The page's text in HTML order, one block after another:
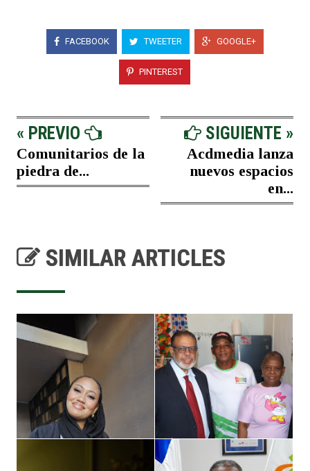
FACEBOOK TWEETER GOOGLE+
PINTEREST
« PREVIO
Comunitarios de la
piedra de...
SIGUIENTE »
Acdmedia lanza
nuevos espacios
en...
SIMILAR ARTICLES